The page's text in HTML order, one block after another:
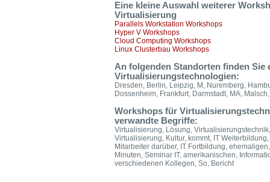
Eine kleine Auswahl weiterer
Virtualisierung
Parallels Workstation Workshops
Hyper V Workshops
Cloud Computing Workshops
Linux Clusterbau Workshops
An folgenden Standorten finden Sie
Virtualisierungstechnologien:
Dresden, Berlin, Leipzig, M, Nuremberg,
Dossenheim, Frankfurt, Darmstadt, MA,
Workshops für
verwandte Begriffe:
Virtualisierung, Lösung,
Virtualisierung, Kultur, kommt, IT
Mitarbeiter darüber, IT Fortbildung,
Minuten, Seminar IT, amerikanischen,
verschiedenen Kollegen, So, Bericht